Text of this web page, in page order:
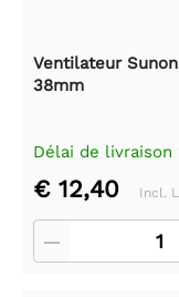
Ventilateur
38mm
Délai de livraison
€ 12,40 Incl.